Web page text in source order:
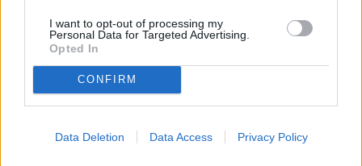
I want to opt-out of processing my
Personal Data for Targeted Advertising.
Opted In
CONFIRM
Data Deletion Data Access Privacy Policy